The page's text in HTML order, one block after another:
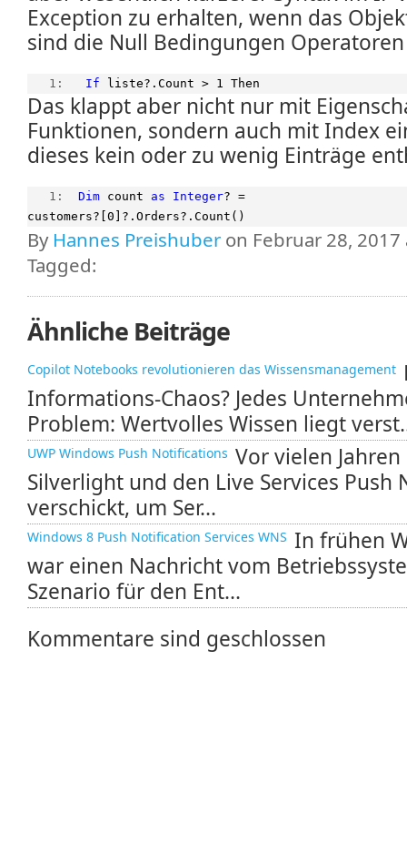
Exception zu erhalten, wenn das
sind die Null Bedingungen
   1:
If liste?.Count > 1 Then
Das klappt aber nicht nur mit
Funktionen, sondern auch mit Index
dieses kein oder zu wenig Einträge
   1:
Dim count as Integer? =
customers?[0]?.Orders?.Count()
By Hannes Preishuber on Februar 28, 2017
Tagged:
Ähnliche Beiträge
Copilot Notebooks revolutionieren das Wissensmanagement
Informations-Chaos? Jedes
Problem: Wertvolles Wissen liegt
UWP Windows Push Notifications Vor vielen
Silverlight und den Live Services Push
verschickt, um Ser...
Windows 8 Push Notification Services WNS In frühen
war einen Nachricht vom
Szenario für den Ent...
Kommentare sind geschlossen